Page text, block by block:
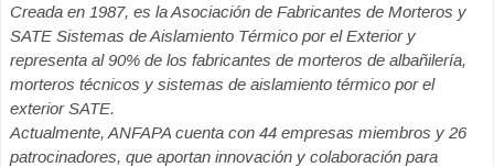
Creada en 1987, es la Asociación de Fabricantes de Morteros y
SATE Sistemas de Aislamiento Térmico por el Exterior y
representa al 90% de los fabricantes de morteros de albañilería,
morteros técnicos y sistemas de aislamiento térmico por el
exterior SATE.
Actualmente, ANFAPA cuenta con 44 empresas miembros y 26
patrocinadores, que aportan innovación y colaboración para